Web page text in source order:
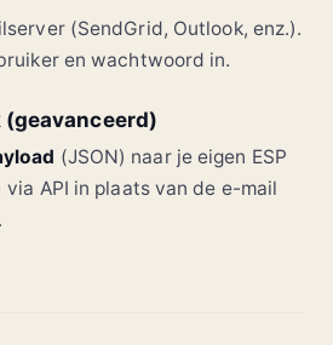
(SendGrid, Outlook, enz.).
en wachtwoord in.
(geavanceerd)
(JSON) naar je eigen ESP
API in plaats van de e-mail